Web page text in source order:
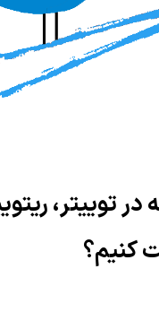
توییتر،
کنیم؟